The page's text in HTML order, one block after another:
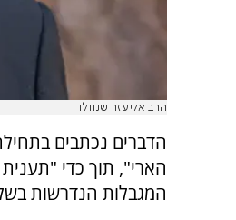
הרב אליעזר שנוולד
הדברים נכתבים
הארי", תוך כדי
המגבלות הנדרשות